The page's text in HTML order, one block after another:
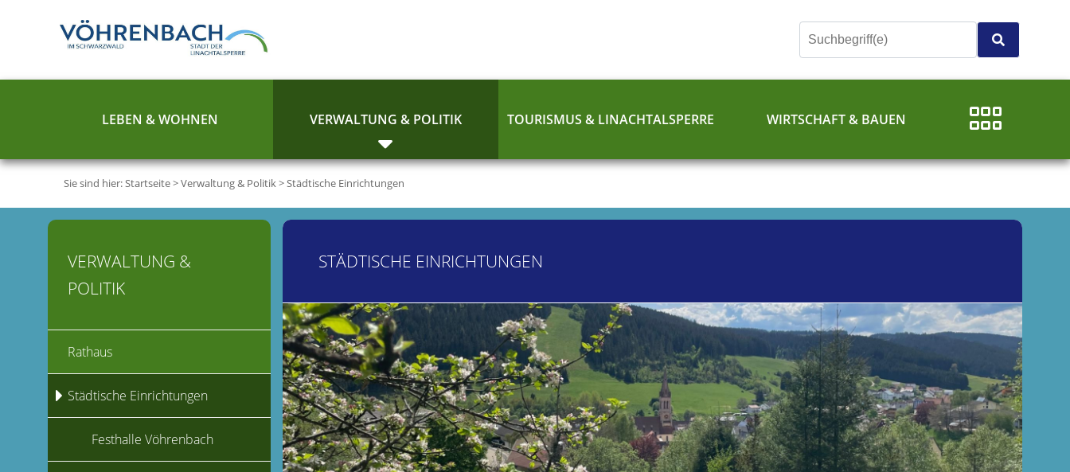
LEBEN & WOHNEN VERWALTUNG & POLITIK TOURISMUS & LINACHTALSPERRE WIRTSCHAFT & BAUEN
Sie sind hier:Startseite>Verwaltung & Politik>Städtische Einrichtungen
STÄDTISCHE EINRICHTUNGEN
VERWALTUNG &
POLITIK
Rathaus
Städtische Einrichtungen
Festhalle Vöhrenbach